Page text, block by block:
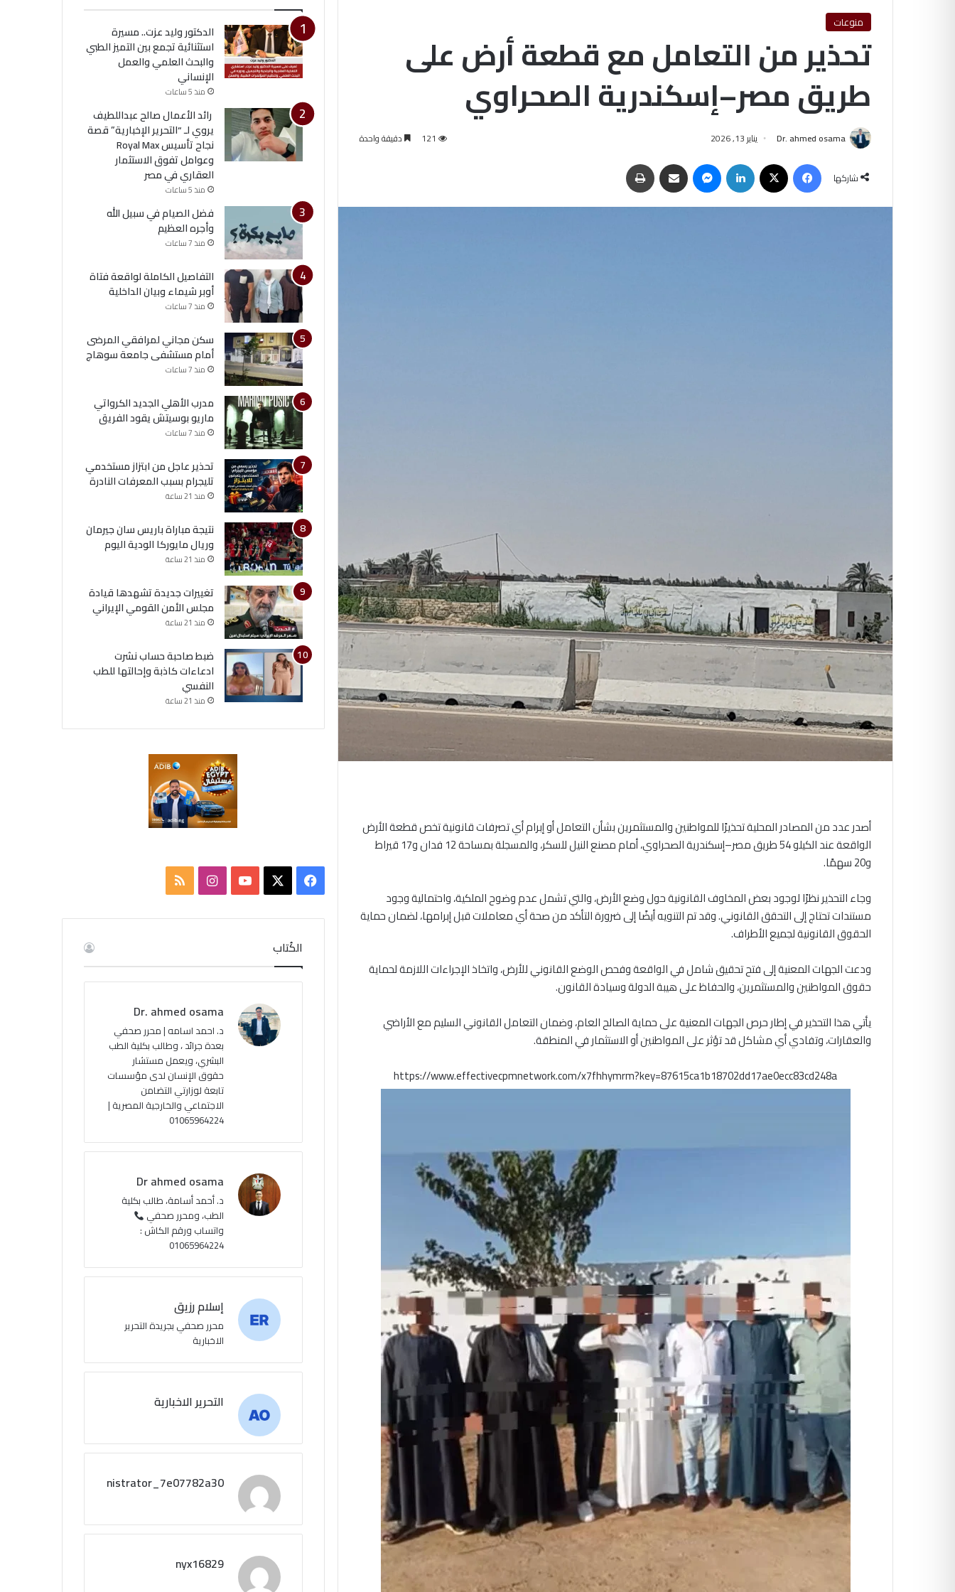
منوعات
تحذير من التعامل مع قطعة أرض على
طريق مصر–إسكندرية الصحراوي
Dr. ahmed osama يناير 13, 2026 121 دقيقة واحدة
شاركها
أصدر عدد من المصادر المحلية تحذيرًا للمواطنين والمستثمرين بشأن التعامل أو إبرام أي تصرفات قانونية تخص قطعة الأرض
الواقعة عند الكيلو 54 طريق مصر–إسكندرية الصحراوي، أمام مصنع النيل للسكر، والمسجلة بمساحة 12 فدان و17 قيراط
و20 سهمًا.
وجاء التحذير نظرًا لوجود بعض المخاوف القانونية حول وضع الأرض، والتي تشمل عدم وضوح الملكية، واحتمالية وجود
مستندات تحتاج إلى التحقق القانوني. وقد تم التنويه أيضًا إلى ضرورة التأكد من صحة أي معاملات قبل إبرامها، لضمان حماية
الحقوق القانونية لجميع الأطراف.
ودعت الجهات المعنية إلى فتح تحقيق شامل في الواقعة وفحص الوضع القانوني للأرض، واتخاذ الإجراءات اللازمة لحماية
حقوق المواطنين والمستثمرين، والحفاظ على هيبة الدولة وسيادة القانون.
يأتي هذا التحذير في إطار حرص الجهات المعنية على حماية الصالح العام، وضمان التعامل القانوني السليم مع الأراضي
والعقارات، وتفادي أي مشاكل قد تؤثر على المواطنين أو الاستثمار في المنطقة.
https://www.effectivecpmnetwork.com/x7fhhymrm?key=87615ca1b18702dd17ae0ecc83cd248a
الدكتور وليد عزت.. مسيرة
استثنائية تجمع بين التميز الطبي
والبحث العلمي والعمل
الإنساني
منذ 5 ساعات
رائد الأعمال صالح عبداللطيف
يروي لـ “التحرير الإخبارية” قصة
نجاح تأسيس Royal Max
وعوامل تفوق الاستثمار
العقاري في مصر
منذ 5 ساعات
فضل الصيام في سبيل الله
وأجره العظيم
منذ 7 ساعات
التفاصيل الكاملة لواقعة فتاة
أوبر شيماء وبيان الداخلية
منذ 7 ساعات
سكن مجاني لمرافقي المرضى
أمام مستشفى جامعة سوهاج
منذ 7 ساعات
مدرب الأهلي الجديد الكرواتي
ماريو بوسيتش يقود الفريق
منذ 7 ساعات
تحذير عاجل من ابتزاز مستخدمي
تليجرام بسبب المعرفات النادرة
منذ 21 ساعة
نتيجة مباراة باريس سان جيرمان
وريال مايوركا الودية اليوم
منذ 21 ساعة
تغييرات جديدة تشهدها قيادة
مجلس الأمن القومي الإيراني
منذ 21 ساعة
ضبط صاحبة حساب نشرت
ادعاءات كاذبة وإحالتها للطب
النفسي
منذ 21 ساعة
س
ب
u
u
ا
ت
ر
ا
م
ص
ل
م
و
ق
ع
S
S
الكُتاب
Dr. ahmed osama
د. احمد اسامه | محرر صحفي
بعدة جرائد ، وطالب بكلية الطب
البشري، ويعمل مستشار
حقوق الإنسان لدى مؤسسات
تابعة لوزارتي التضامن
الاجتماعي والخارجية المصرية |
01065964224
Dr ahmed osama
د. أحمد أسامة، طالب بكلية
الطب، ومحرر صحفي
واتساب ورقم الكاش :
01065964224
إسلام رزيق
محرر صحفي بجريدة التحرير
الاخبارية
التحرير الاخبارية
administrator_7e07782a30
nyx16829